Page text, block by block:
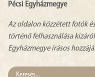
Pécsi Egyházmegye
Az oldalon közzétett fotók
történő felhasználása
Egyházmegye írásos